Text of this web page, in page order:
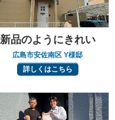
新品のようにきれい
広島市安佐南区 Y様邸
詳しくはこちら